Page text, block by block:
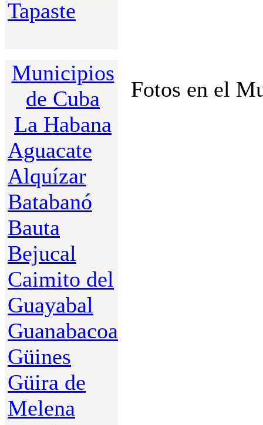
Tapaste
Municipios
de Cuba
La Habana
Aguacate
Alquízar
Batabanó
Bauta
Bejucal
Caimito del
Guayabal
Guanabacoa
Güines
Güira de
Melena
Fotos en el